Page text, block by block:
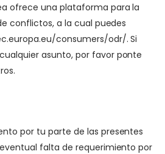
ofrece una plataforma para la
conflictos, a la cual puedes
consumers/odr/. Si
asunto, por favor ponte
por tu parte de las presentes
falta de requerimiento por